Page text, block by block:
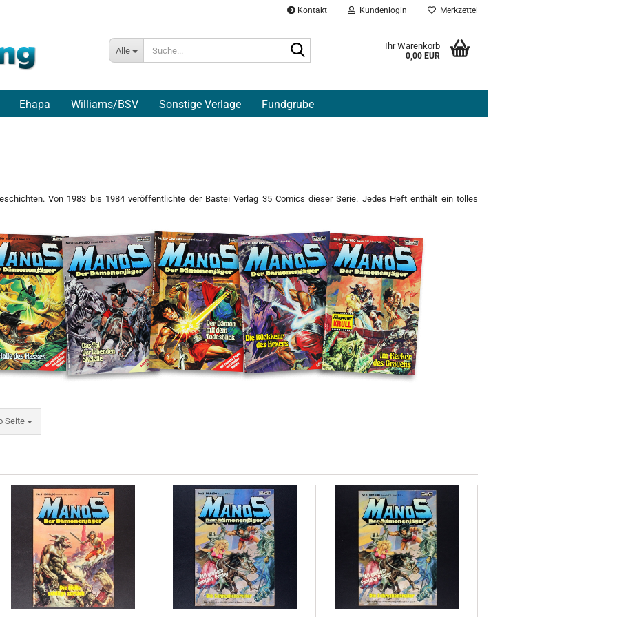
Kontakt Kundenlogin Merkzettel
Alle Ihr Warenkorb
0,00 EUR
Ehapa Williams/BSV Sonstige Verlage Fundgrube
Von 1983 bis 1984 veröffentlichte der Bastei Verlag 35 Comics dieser Serie. Jedes Heft enthält ein tolles
Seite